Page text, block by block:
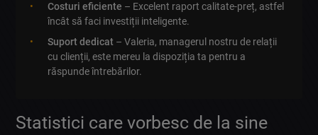
Costuri eficiente – Excelent raport calitate-preț, astfel
încât să faci investiții inteligente.
Suport dedicat – Valeria, managerul nostru de relații
cu clienții, este mereu la dispoziția ta pentru a
răspunde întrebărilor.
Statistici care vorbesc de la sine